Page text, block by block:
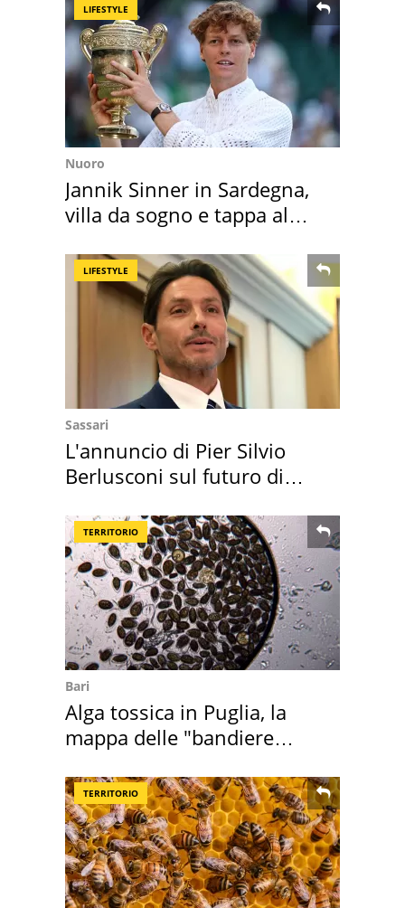
LIFESTYLE
Nuoro
Jannik Sinner in Sardegna,
villa da sogno e tappa al
LIFESTYLE
Sassari
L'annuncio di Pier Silvio
Berlusconi sul futuro di
TERRITORIO
Bari
Alga tossica in Puglia, la
mappa delle "bandiere
TERRITORIO